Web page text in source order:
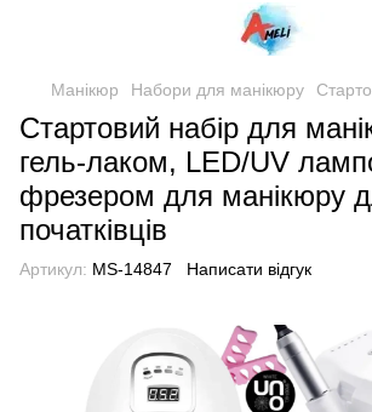
Манікюр Набори для манікюру
Стартовий набір для
гель-лаком, LED/UV
фрезером для манікюру
початківців
Артикул: MS-14847 Написати відгук